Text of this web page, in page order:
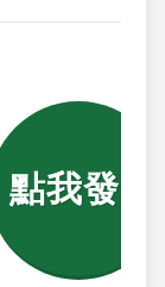
點我發問